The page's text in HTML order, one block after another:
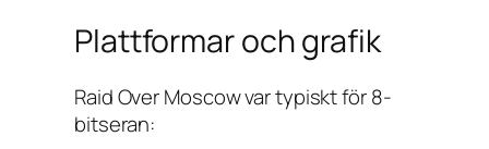
Plattformar och grafik
Raid Over Moscowvar typiskt för 8-
bitseran: